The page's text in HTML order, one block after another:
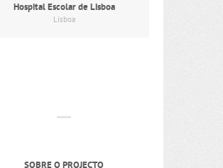
Hospital Escolar de Lisboa
Lisboa
SOBRE O PROJECTO